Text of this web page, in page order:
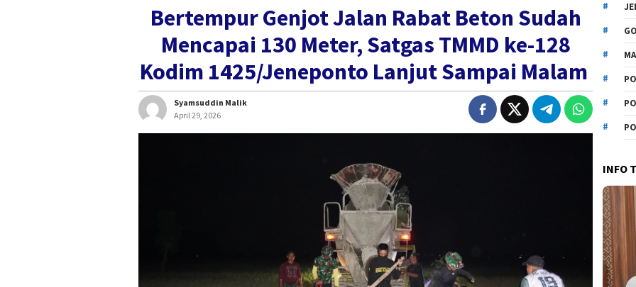
Bertempur Genjot Jalan Rabat Beton Sudah
Mencapai 130 Meter, Satgas TMMD ke-128
Kodim 1425/Jeneponto Lanjut Sampai Malam
Syamsuddin Malik
April 29, 2026
INFO